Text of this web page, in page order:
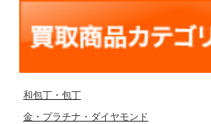
和包丁・包丁
金・プラチナ・ダイヤモンド